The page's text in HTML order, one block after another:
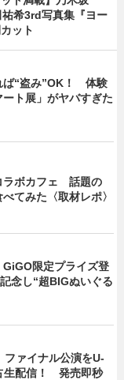
希3rd写真集『ヨー
ット
ば“盗み”OK！ 体験
ト展」がヤバすぎた
ラボカフェ 話題の
てみた〈取材レポ〉
GiGO限定プライズ登
念し“超BIGぬいぐる
ファイナル公演をU-
生配信！ 発売即秒